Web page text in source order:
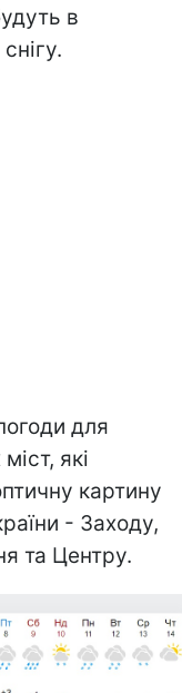
в
для
які
картину
- Заходу,
та Центру.